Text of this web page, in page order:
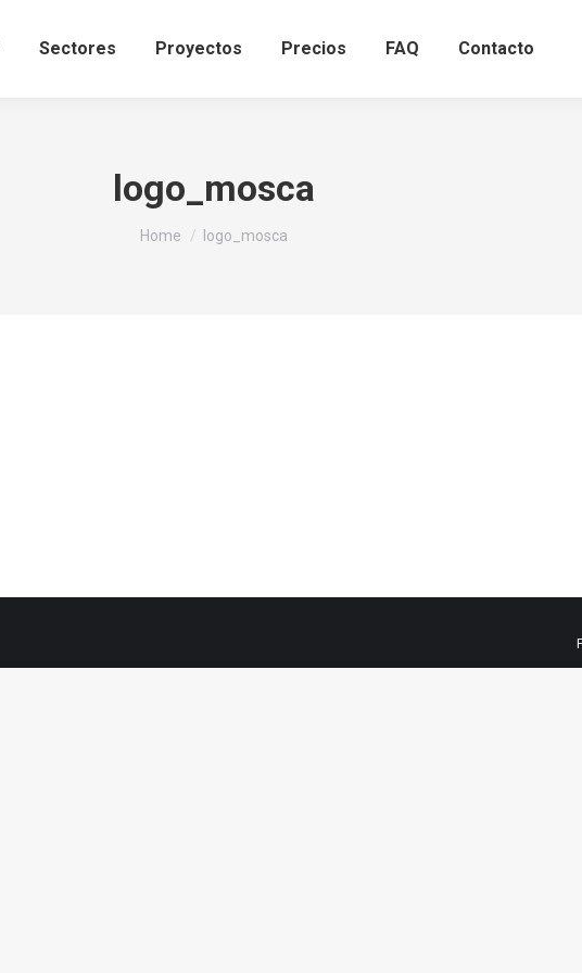
Sectores Proyectos Precios FAQ Contacto
logo_mosca
You are here:
Home logo_mosca